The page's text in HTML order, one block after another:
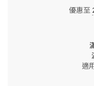
優惠至
適